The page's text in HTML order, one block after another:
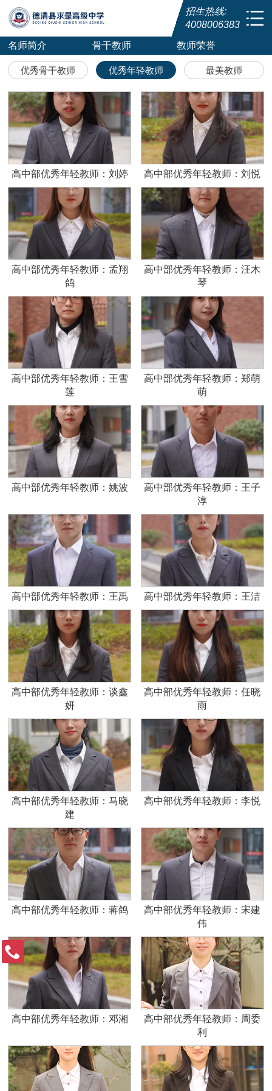
招生热线:
4008006383
名师简介
骨干教师 教师荣誉
优秀骨干教师 优秀年轻教师 最美教师
高中部优秀年轻教师：刘婷 高中部优秀年轻教师：刘悦
高中部优秀年轻教师：孟翔
鸽
高中部优秀年轻教师：汪木
琴
高中部优秀年轻教师：王雪
莲
高中部优秀年轻教师：郑萌
萌
高中部优秀年轻教师：姚波
高中部优秀年轻教师：王子
淳
高中部优秀年轻教师：王禹 高中部优秀年轻教师：王洁
高中部优秀年轻教师：谈鑫
妍
高中部优秀年轻教师：任晓
雨
高中部优秀年轻教师：马晓
建
高中部优秀年轻教师：李悦
高中部优秀年轻教师：蒋鸽
高中部优秀年轻教师：宋建
伟
高中部优秀年轻教师：邓湘
高中部优秀年轻教师：周委
利